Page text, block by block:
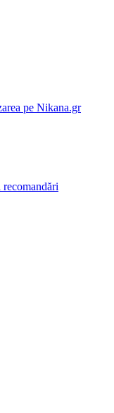
pe Nikana.gr